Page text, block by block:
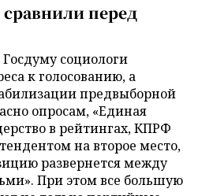
перед
социологи
к голосованию, а
предвыборной
опросам, «Единая
в рейтингах, КПРФ
на второе место,
развернется между
При этом все большую